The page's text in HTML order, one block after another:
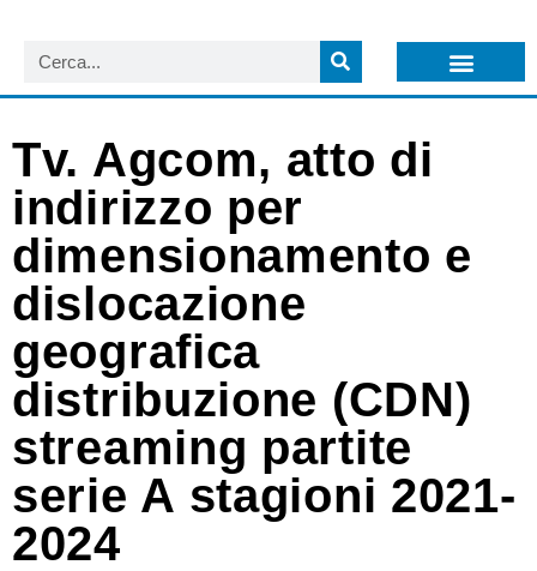
Tv. Agcom, atto di
indirizzo per
dimensionamento e
dislocazione
geografica
distribuzione (CDN)
streaming partite
serie A stagioni 2021-
2024